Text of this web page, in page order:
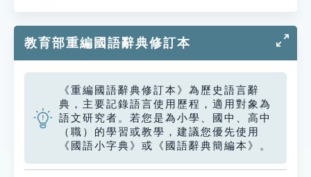
教育部重編國語辭典修訂本
《重編國語辭典修訂本》為歷史語言辭
典，主要記錄語言使用歷程，適用對象為
語文研究者。若您是為小學、國中、高中
（職）的學習或教學，建議您優先使用
《國語小字典》或《國語辭典簡編本》。